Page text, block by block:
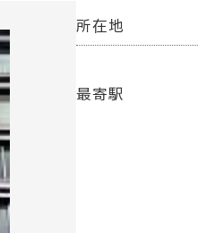
所在地
最寄駅